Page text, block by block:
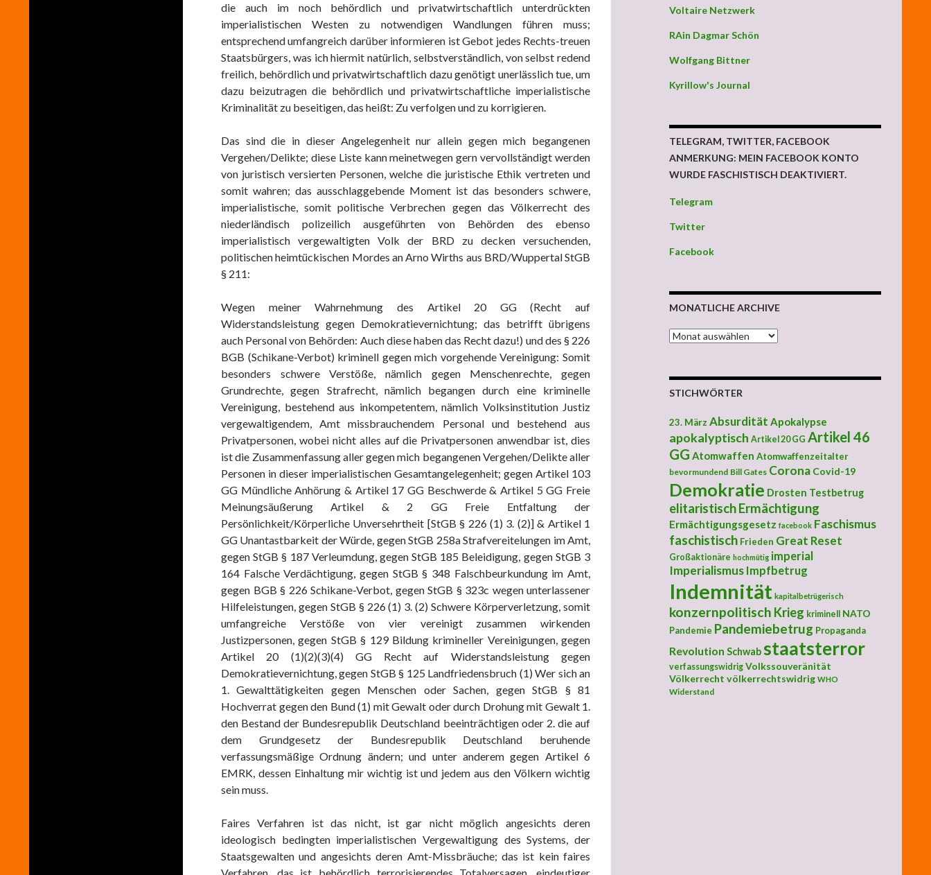
die auch im noch behördlich und privatwirtschaftlich unterdrückten
imperialistischen Westen zu notwendigen Wandlungen führen muss;
entsprechend umfangreich darüber informieren ist Gebot jedes Rechts-treuen
Staatsbürgers, was ich hiermit natürlich, selbstverständlich, von selbst redend
freilich, behördlich und privatwirtschaftlich dazu genötigt unerlässlich tue, um
dazu beizutragen die behördlich und privatwirtschaftliche imperialistische
Kriminalität zu beseitigen, das heißt: Zu verfolgen und zu korrigieren.
Das sind die in dieser Angelegenheit nur allein gegen mich begangenen
Vergehen/Delikte; diese Liste kann meinetwegen gern vervollständigt werden
von juristisch versierten Personen, welche die juristische Ethik vertreten und
somit wahren; das ausschlaggebende Moment ist das besonders schwere,
imperialistische, somit politische Verbrechen gegen das Völkerrecht des
niederländisch polizeilich ausgeführten von Behörden des ebenso
imperialistisch vergewaltigten Volk der BRD zu decken versuchenden,
politischen heimtückischen Mordes an Arno Wirths aus BRD/Wuppertal StGB
§ 211:
Wegen meiner Wahrnehmung des Artikel 20 GG (Recht auf
Widerstandsleistung gegen Demokratievernichtung; das betrifft übrigens
auch Personal von Behörden: Auch diese haben das Recht dazu!) und des § 226
BGB (Schikane-Verbot) kriminell gegen mich vorgehende Vereinigung: Somit
besonders schwere Verstöße, nämlich gegen Menschenrechte, gegen
Grundrechte, gegen Strafrecht, nämlich begangen durch eine kriminelle
Vereinigung, bestehend aus inkompetentem, nämlich Volksinstitution Justiz
vergewaltigendem, Amt missbrauchendem Personal und bestehend aus
Privatpersonen, wobei nicht alles auf die Privatpersonen anwendbar ist, dies
ist die Zusammenfassung aller gegen mich begangenen Vergehen/Delikte aller
Personen in dieser imperialistischen Gesamtangelegenheit; gegen Artikel 103
GG Mündliche Anhörung & Artikel 17 GG Beschwerde & Artikel 5 GG Freie
Meinungsäußerung Artikel & 2 GG Freie Entfaltung der
Persönlichkeit/Körperliche Unversehrtheit [StGB § 226 (1) 3. (2)] & Artikel 1
GG Unantastbarkeit der Würde, gegen StGB 258a Strafvereitelungen im Amt,
gegen StGB § 187 Verleumdung, gegen StGB 185 Beleidigung, gegen StGB 3
164 Falsche Verdächtigung, gegen StGB § 348 Falschbeurkundung im Amt,
gegen BGB § 226 Schikane-Verbot, gegen StGB § 323c wegen unterlassener
Hilfeleistungen, gegen StGB § 226 (1) 3. (2) Schwere Körperverletzung, somit
umfangreiche Verstöße von vier vereinigt zusammen wirkenden
Justizpersonen, gegen StGB § 129 Bildung krimineller Vereinigungen, gegen
Artikel 20 (1)(2)(3)(4) GG Recht auf Widerstandsleistung gegen
Demokratievernichtung, gegen StGB § 125 Landfriedensbruch (1) Wer sich an
1. Gewalttätigkeiten gegen Menschen oder Sachen, gegen StGB § 81
Hochverrat gegen den Bund (1) mit Gewalt oder durch Drohung mit Gewalt 1.
den Bestand der Bundesrepublik Deutschland beeinträchtigen oder 2. die auf
dem Grundgesetz der Bundesrepublik Deutschland beruhende
verfassungsmäßige Ordnung ändern; und unter anderem gegen Artikel 6
EMRK, dessen Einhaltung mir wichtig ist und jedem aus den Völkern wichtig
sein muss.
Faires Verfahren ist das nicht, ist gar nicht möglich angesichts deren
ideologisch bedingten imperialistischen Vergewaltigung des Systems, der
Staatsgewalten und angesichts deren Amt-Missbräuche; das ist kein faires
Voltaire Netzwerk
RAin Dagmar Schön
Wolfgang Bittner
Kyrillow's Journal
TELEGRAM, TWITTER, FACEBOOK
ANMERKUNG: MEIN FACEBOOK KONTO
WURDE FASCHISTISCH DEAKTIVIERT.
Telegram
Twitter
Facebook
MONATLICHE ARCHIVE
MONATLICHE ARCHIVE
STICHWÖRTER
23. März Absurdität Apokalypse
apokalyptisch Artikel 20 GG Artikel 46
GG Atomwaffen Atomwaffenzeitalter
bevormundend Bill Gates Corona Covid-19
Demokratie Drosten Testbetrug
elitaristischErmächtigung
Ermächtigungsgesetz facebook Faschismus
faschistisch Frieden Great Reset
Großaktionäre hochmütig imperial
Imperialismus Impfbetrug
Indemnität kapitalbetrügerisch
konzernpolitisch Krieg kriminell
NATO
Pandemie Pandemiebetrug Propaganda
Revolution Schwabstaatsterror
verfassungswidrig Volkssouveränität
Völkerrecht völkerrechtswidrig WHO
Widerstand